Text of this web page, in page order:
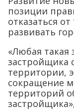
позиции
отказаться
развивать
«Любая такая
застройщика
территории,
сокращение
территорий